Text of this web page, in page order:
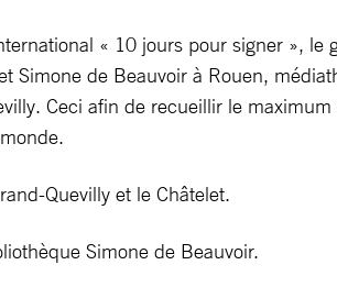
« 10 jours pour signer », le
Simone de Beauvoir à Rouen,
Ceci afin de recueillir le
Quevilly et le Châtelet.
Simone de Beauvoir.